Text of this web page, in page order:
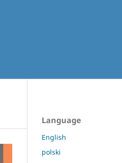
Language
English
polski